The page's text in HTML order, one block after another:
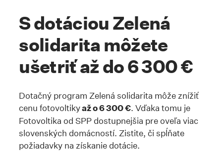
Kotva #sdotaciou
S dotáciou Zelená
solidarita môžete
ušetriť až do 6 300 €
Dotačný program Zelená solidarita môže znížiť
cenu fotovoltikyaž o 6 300 €. Vďaka tomu je
Fotovoltika od SPP dostupnejšia pre oveľa viac
slovenských domácností. Zistite, či spĺňate
požiadavky na získanie dotácie.